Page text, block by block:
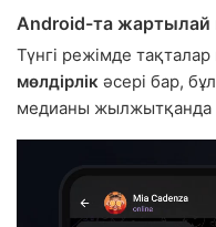
Android-та жартылай
Түнгі режімде
мөлдірлік әсері бар,
медианы жылжытқанда